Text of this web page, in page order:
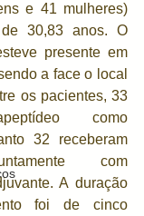
e 41 mulheres)
30,83 anos. O
presente em
a face o local
os pacientes, 33
como
32 receberam
com
A duração
foi de cinco